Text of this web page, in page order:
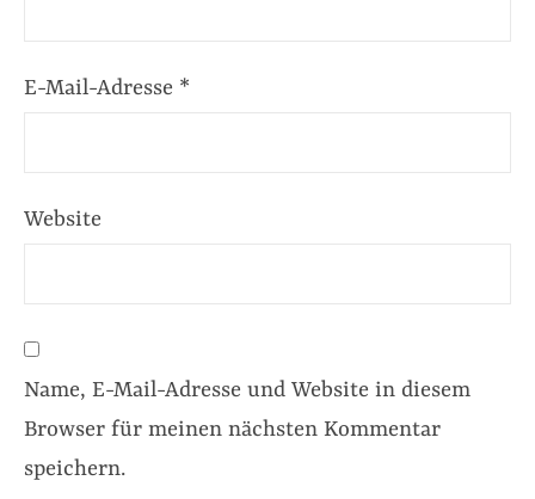
E-Mail-Adresse *
Website
Name, E-Mail-Adresse und Website in diesem
Browser für meinen nächsten Kommentar
speichern.